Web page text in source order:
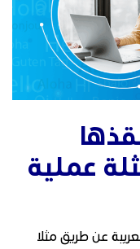
عملية
عن طريق مثلا